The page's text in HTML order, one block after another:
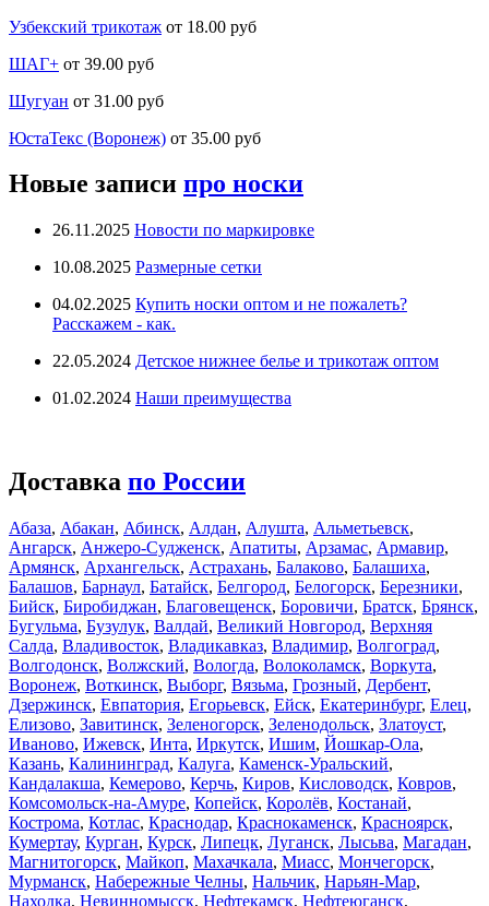
Узбекский трикотаж от 18.00 руб
ШАГ+ от 39.00 руб
Шугуан от 31.00 руб
ЮстаТекс (Воронеж) от 35.00 руб
Новые записи про носки
26.11.2025 Новости по маркировке
10.08.2025 Размерные сетки
04.02.2025 Купить носки оптом и не пожалеть?
Расскажем - как.
22.05.2024 Детское нижнее белье и трикотаж оптом
01.02.2024 Наши преимущества
Доставка по России
Абаза, Абакан, Абинск, Алдан, Алушта, Альметьевск,
Ангарск, Анжеро-Судженск, Апатиты, Арзамас, Армавир,
Армянск, Архангельск, Астрахань, Балаково, Балашиха,
Балашов, Барнаул, Батайск, Белгород, Белогорск, Березники,
Бийск, Биробиджан, Благовещенск, Боровичи, Братск, Брянск,
Бугульма, Бузулук, Валдай, Великий Новгород, Верхняя
Салда, Владивосток, Владикавказ, Владимир, Волгоград,
Волгодонск, Волжский, Вологда, Волоколамск, Воркута,
Воронеж, Воткинск, Выборг, Вязьма, Грозный, Дербент,
Дзержинск, Евпатория, Егорьевск, Ейск, Екатеринбург, Елец,
Елизово, Завитинск, Зеленогорск, Зеленодольск, Златоуст,
Иваново, Ижевск, Инта, Иркутск, Ишим, Йошкар-Ола,
Казань, Калининград, Калуга, Каменск-Уральский,
Кандалакша, Кемерово, Керчь, Киров, Кисловодск, Ковров,
Комсомольск-на-Амуре, Копейск, Королёв, Костанай,
Кострома, Котлас, Краснодар, Краснокаменск, Красноярск,
Кумертау, Курган, Курск, Липецк, Луганск, Лысьва, Магадан,
Магнитогорск, Майкоп, Махачкала, Миасс, Мончегорск,
Мурманск, Набережные Челны, Нальчик, Нарьян-Мар,
Находка, Невинномысск, Нефтекамск, Нефтеюганск,